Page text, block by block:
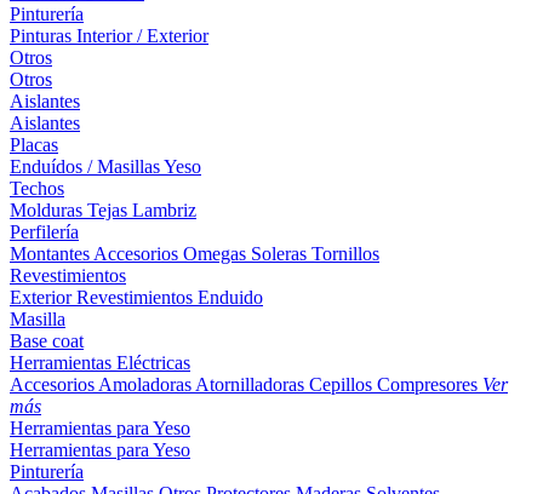
Pinturería
Pinturas Interior / Exterior
Otros
Otros
Aislantes
Aislantes
Placas
Enduídos / MasillasYeso
Techos
Molduras Tejas Lambriz
Perfilería
Montantes Accesorios Omegas Soleras Tornillos
Revestimientos
ExteriorRevestimientos Enduido
Masilla
Base coat
Herramientas Eléctricas
Accesorios Amoladoras Atornilladoras Cepillos Compresores Ver
más
Herramientas para Yeso
Herramientas para Yeso
Pinturería